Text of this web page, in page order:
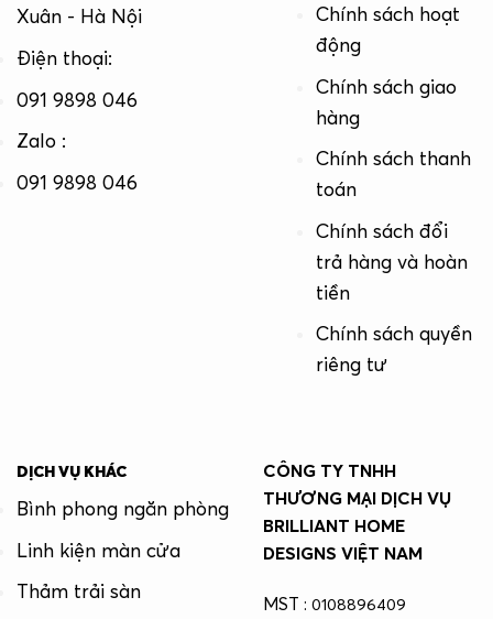
Xuân - Hà Nội
Điện thoại:
091 9898 046
Zalo :
091 9898 046
Chính sách hoạt
động
Chính sách giao
hàng
Chính sách thanh
toán
Chính sách đổi
trả hàng và hoàn
tiền
Chính sách quyền
riêng tư
DỊCH VỤ KHÁC
Bình phong ngăn phòng
Linh kiện màn cửa
Thảm trải sàn
CÔNG TY TNHH
THƯƠNG MẠI DỊCH VỤ
BRILLIANT HOME
DESIGNS VIỆT NAM
MST : 0108896409